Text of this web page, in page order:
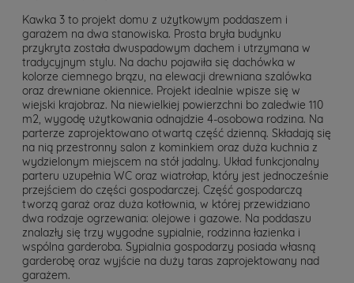
Kawka 3 to projekt domu z użytkowym poddaszem i
garażem na dwa stanowiska. Prosta bryła budynku
przykryta została dwuspadowym dachem i utrzymana w
tradycyjnym stylu. Na dachu pojawiła się dachówka w
kolorze ciemnego brązu, na elewacji drewniana szalówka
oraz drewniane okiennice. Projekt idealnie wpisze się w
wiejski krajobraz. Na niewielkiej powierzchni bo zaledwie 110
m2, wygodę użytkowania odnajdzie 4-osobowa rodzina. Na
parterze zaprojektowano otwartą część dzienną. Składają się
na nią przestronny salon z kominkiem oraz duża kuchnia z
wydzielonym miejscem na stół jadalny. Układ funkcjonalny
parteru uzupełnia WC oraz wiatrołap, który jest jednocześnie
przejściem do części gospodarczej. Część gospodarczą
tworzą garaż oraz duża kotłownia, w której przewidziano
dwa rodzaje ogrzewania: olejowe i gazowe. Na poddaszu
znalazły się trzy wygodne sypialnie, rodzinna łazienka i
wspólna garderoba. Sypialnia gospodarzy posiada własną
garderobę oraz wyjście na duży taras zaprojektowany nad
garażem.